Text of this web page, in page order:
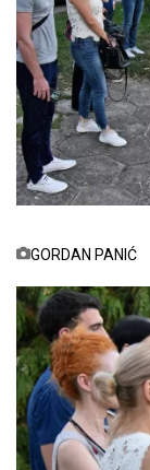
GORDAN PANIĆ